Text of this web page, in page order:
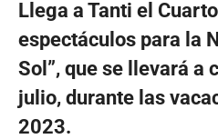
Llega a Tanti el
espectáculos para la
Sol”, que se llevará a
julio, durante las
2023.